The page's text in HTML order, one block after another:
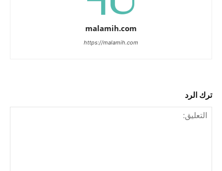
malamih.com
https://malamih.com
ترك الرد